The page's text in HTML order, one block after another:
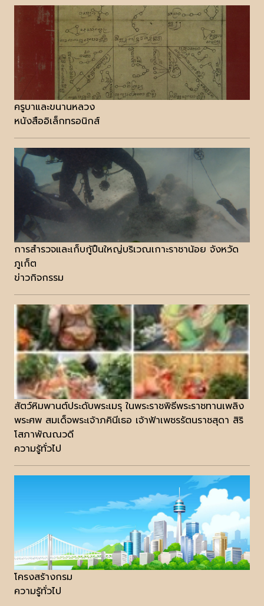
ครูบาและขนานหลวง
หนังสืออิเล็กทรอนิกส์
การสำรวจและเก็บกู้ปืนใหญ่บริเวณเกาะราชาน้อย จังหวัด
ภูเก็ต
ข่าวกิจกรรม
สัตว์หิมพานต์ประดับพระเมรุ ในพระราชพิธีพระราชทานเพลิง
พระศพ สมเด็จพระเจ้าภคินีเธอ เจ้าฟ้าเพชรรัตนราชสุดา สิริ
โสภาพัณณวดี
ความรู้ทั่วไป
โครงสร้างกรม
ความรู้ทั่วไป